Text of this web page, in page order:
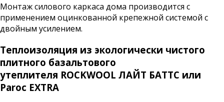
Монтаж силового каркаса дома производится с
применением оцинкованной крепежной системой с
двойным усилением.
Теплоизоляция из экологически чистого
плитного базальтового
утеплителя ROCKWOOL ЛАЙТ БАТТС или
Paroc EXTRA